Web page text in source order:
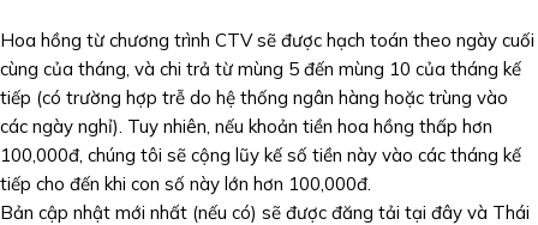
Hoa hồng từ chương trình CTV sẽ được hạch toán theo ngày cuối
cùng của tháng, và chi trả từ mùng 5 đến mùng 10 của tháng kế
tiếp (có trường hợp trễ do hệ thống ngân hàng hoặc trùng vào
các ngày nghỉ). Tuy nhiên, nếu khoản tiền hoa hồng thấp hơn
100,000đ, chúng tôi sẽ cộng lũy kế số tiền này vào các tháng kế
tiếp cho đến khi con số này lớn hơn 100,000đ.
Bản cập nhật mới nhất (nếu có) sẽ được đăng tải tại đây và Thái